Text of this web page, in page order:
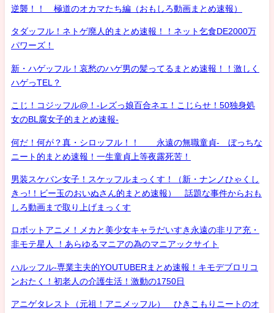
逆襲！！ 極道のオカマたち編（おもしろ動画まとめ速報）
タダッフル！ネトゲ廃人的まとめ速報！！ネット乞食DE2000万
パワーズ！
新・ハゲッフル！哀愁のハゲ男の髪ってるまとめ速報！！激しく
ハゲっTEL？
こじ！コジッフル@！-レズっ娘百合ネエ！こじらせ！50独身処
女のBL腐女子的まとめ速報-
何だ！何が？真・シロッフル！！ 永遠の無職童貞- ぼっちな
ニート的まとめ速報！一生童貞上等夜露死苦！
男装スケバン女子！スケッフルまっくす！（新・ナンノひゃくし
きっ!！ビー玉のおいぬさん的まとめ速報） 話題な事件からおも
しろ動画まで取り上げまっくす
ロボットアニメ！メカと美少女キャラだいすき永遠の非リア充・
非モテ星人 ！あらゆるマニアの為のマニアックサイト
ハルッフル-専業主夫的YOUTUBERまとめ速報！キモデブロリコ
ンおたく！初老人の介護生活！激動の1750日
アニゲタレスト（元祖！アニメッフル） ひきこもりニートのオ